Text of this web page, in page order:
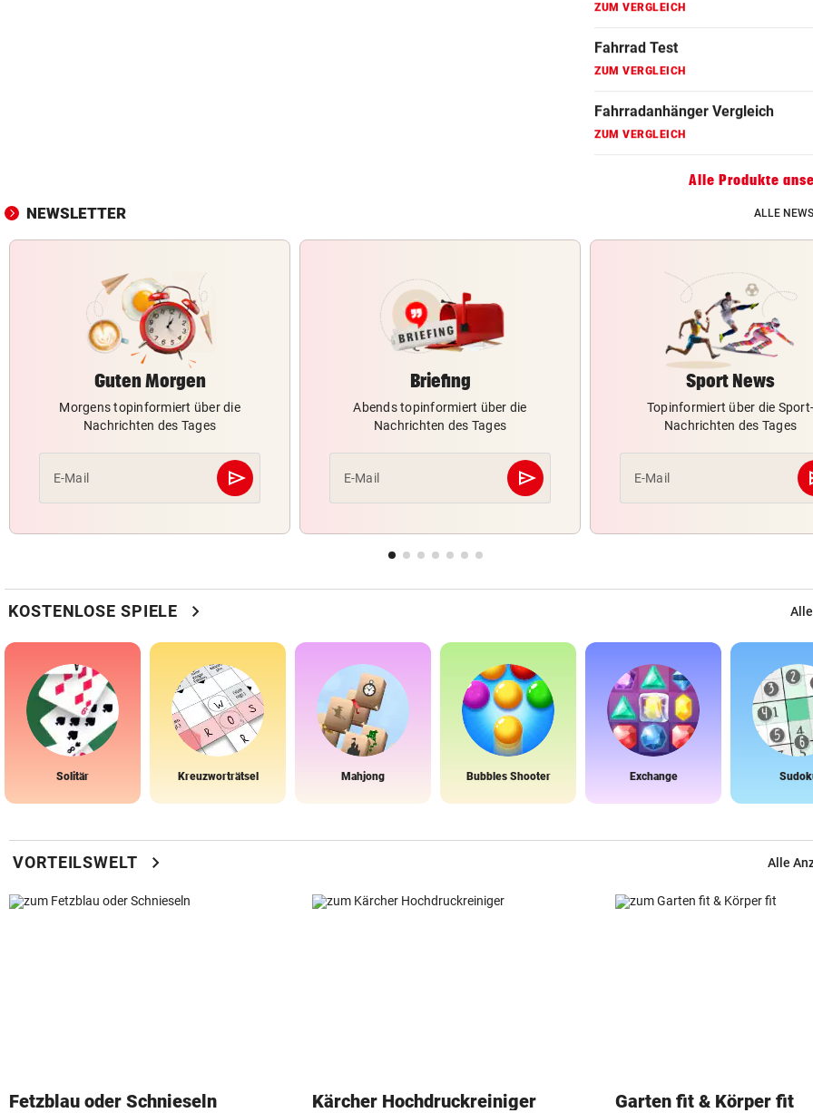
ZUM VERGLEICH
Hoverboard Vergleich
ZUM VERGLEICH
Kinderfahrrad Vergleich
ZUM VERGLEICH
Alle Produkte
NEWSLETTER ALLE
Guten Morgen
Morgens topinformiert über die
Nachrichten des Tages
E-Mail send
Abschicken
Briefing
Abends topinformiert über die
Nachrichten des Tages
E-Mail send
Abschicken
Sport News
Topinformiert über die Sport-
Nachrichten des Tages
E-Mail
KOSTENLOSE SPIELE chevron_right
Solitär Kreuzworträtsel Mahjong Bubbles Shooter Exchange
VORTEILSWELT chevron_right Alle
Fetzblau oder Schnieseln Kärcher Hochdruckreiniger Garten fit & Körper fit